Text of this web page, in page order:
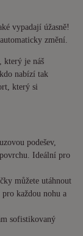
vypadají úžasně!
změní.
který je náš
nabízí tak
který si
podešev,
Ideální pro
můžete utáhnout
každou nohu a
sofistikovaný